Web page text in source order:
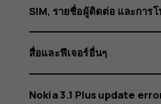
SIM, รายชื่อผู้ติดต่อ และการ
สื่อและฟีเจอร์อื่นๆ
Nokia 3.1 Plus update